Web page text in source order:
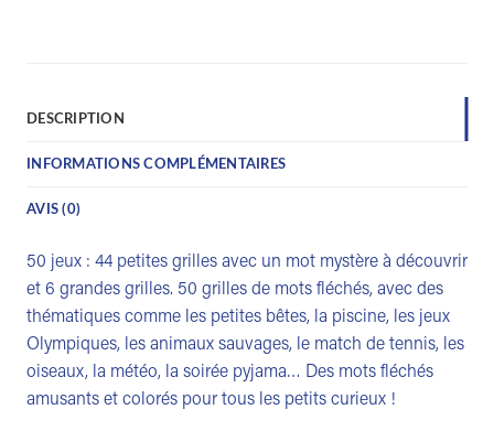
DESCRIPTION
INFORMATIONS COMPLÉMENTAIRES
AVIS (0)
50 jeux : 44 petites grilles avec un mot mystère à découvrir
et 6 grandes grilles. 50 grilles de mots fléchés, avec des
thématiques comme les petites bêtes, la piscine, les jeux
Olympiques, les animaux sauvages, le match de tennis, les
oiseaux, la météo, la soirée pyjama… Des mots fléchés
amusants et colorés pour tous les petits curieux !